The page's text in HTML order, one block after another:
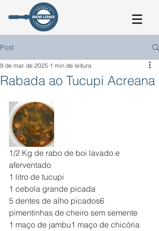
Post
Rabada ao Tucupi Acreana
9 de mar. de 2025 1 min de leitura
1/2 Kg de rabo de boi lavado e
aferventado
1 litro de tucupi
1 cebola grande picada
5 dentes de alho picados6
pimentinhas de cheiro sem semente
1 maço de jambu1 maço de chicória